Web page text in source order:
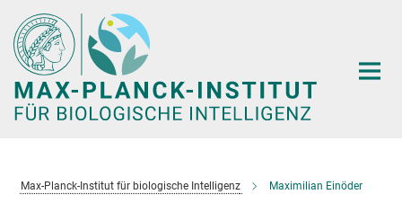
Hauptinhalt
Max-Planck-Institut für biologische Intelligenz Maximilian Einöder